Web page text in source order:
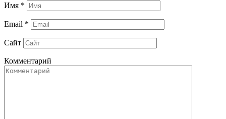
Имя *
Email *
Сайт
Комментарий